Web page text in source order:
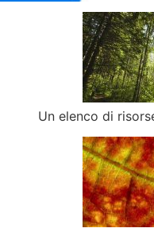
Un elenco di